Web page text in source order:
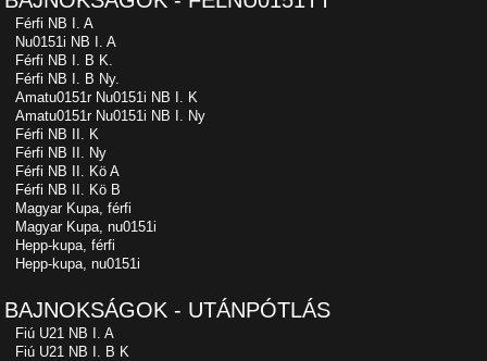
Férfi NB I. A
Nu0151i NB I. A
Férfi NB I. B K.
Férfi NB I. B Ny.
Amatu0151r Nu0151i NB I. K
Amatu0151r Nu0151i NB I. Ny
Férfi NB II. K
Férfi NB II. Ny
Férfi NB II. Kö A
Férfi NB II. Kö B
Magyar Kupa, férfi
Magyar Kupa, nu0151i
Hepp-kupa, férfi
Hepp-kupa, nu0151i
BAJNOKSÁGOK - UTÁNPÓTLÁS
Fiú U21 NB I. A
Fiú U21 NB I. B K